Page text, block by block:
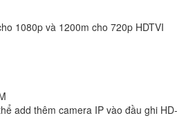
1080p và 1200m cho 720p HDTVI
add thêm camera IP vào đầu ghi